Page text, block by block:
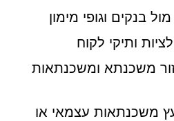
בנקים וגופי מימון
ותיקי לקוח
משכנתא ומשכנתאות
משכנתאות עצמאי או